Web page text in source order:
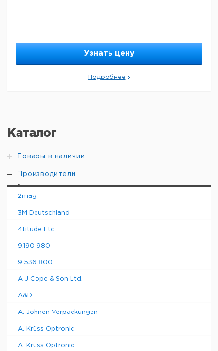
Каталог
Товары в наличии
Производители
2mag
3M Deutschland
4titude Ltd.
9.190 980
9.536 800
A J Cope & Son Ltd.
A&D
A. Johnen Verpackungen
A. Krüss Optronic
A. Kruss Optronic
Узнать цену
Подробнее